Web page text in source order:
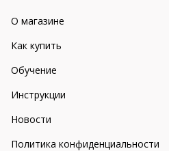
О магазине
Как купить
Обучение
Инструкции
Новости
Политика конфиденциальности